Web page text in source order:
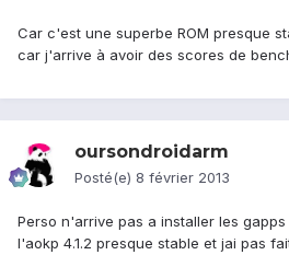
Car c'est une superbe ROM presque
car j'arrive à avoir des scores de
oursondroidarm
Posté(e) 8 février 2013
Perso n'arrive pas a installer les
l'aokp 4.1.2 presque stable et jai pas